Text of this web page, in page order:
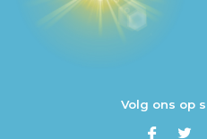
Volg ons op